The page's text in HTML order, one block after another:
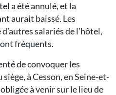
a été annulé, et la
aurait baissé. Les
salariés de l’hôtel,
fréquents.
de convoquer les
à Cesson, en Seine-et-
à venir sur le lieu de